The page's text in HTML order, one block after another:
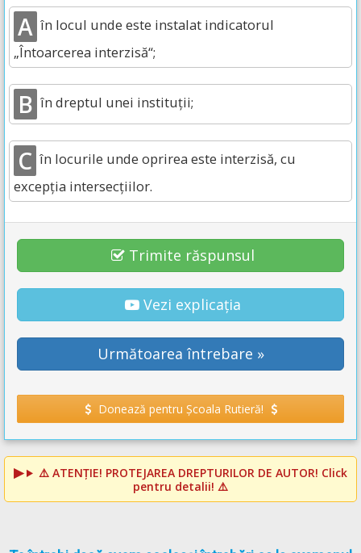
A în locul unde este instalat indicatorul
„Întoarcerea interzisă“;
B în dreptul unei instituții;
C în locurile unde oprirea este interzisă, cu
excepția intersecțiilor.
Trimite răspunsul
Vezi explicația
Următoarea întrebare »
Donează pentru Școala Rutieră!
⚠️ ATENȚIE! PROTEJAREA DREPTURILOR DE AUTOR! Click
pentru detalii! ⚠️